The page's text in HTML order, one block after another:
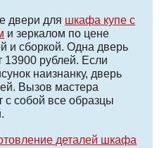
двери для шкафа купе с
и зеркалом по цене
и сборкой. Одна дверь
13900 рублей. Если
наизнанку, дверь
Вызов мастера
с собой все образцы
деталей шкафа